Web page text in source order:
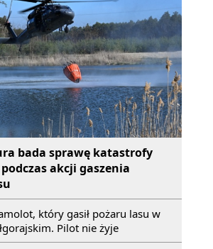
bada sprawę katastrofy
akcji gaszenia
który gasił pożaru lasu w
Pilot nie żyje